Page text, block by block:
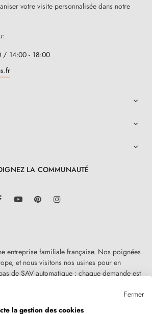
votre visite personnalisée dans notre
/ 14:00 - 18:00



LA COMMUNAUTÉ
FacebookYouTube Pinterest
entreprise familiale française. Nos poignées
et nous visitons nos usines pour en
de SAV automatique : chaque demande est
Fermer
la gestion des cookies